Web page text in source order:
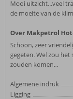
Mooi uitzicht...veel
de moeite van de
Over Makpetrol
Schoon, zeer
gegeten. Wel zou
zouden komen...
Algemene indruk
Ligging